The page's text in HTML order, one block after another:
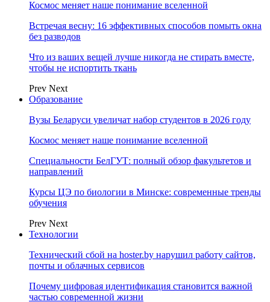
Космос меняет наше понимание вселенной
Встречая весну: 16 эффективных способов помыть окна
без разводов
Что из ваших вещей лучше никогда не стирать вместе,
чтобы не испортить ткань
Prev Next
Образование
Вузы Беларуси увеличат набор студентов в 2026 году
Космос меняет наше понимание вселенной
Специальности БелГУТ: полный обзор факультетов и
направлений
Курсы ЦЭ по биологии в Минске: современные тренды
обучения
Prev Next
Технологии
Технический сбой на hoster.by нарушил работу сайтов,
почты и облачных сервисов
Почему цифровая идентификация становится важной
частью современной жизни